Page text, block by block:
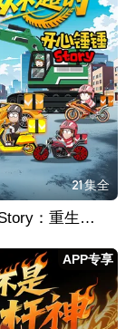
21集全
开心锤锤Story：重生之我送外卖从不超时
APP专享